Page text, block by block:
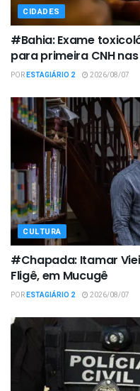
CIDADES
#Bahia: Exame
para primeira CNH
PORESTAGIÁRIO 2 2026/08/07
CULTURA
#Chapada: Itamar
Fligê, em Mucugê
PORESTAGIÁRIO 2 2026/08/07